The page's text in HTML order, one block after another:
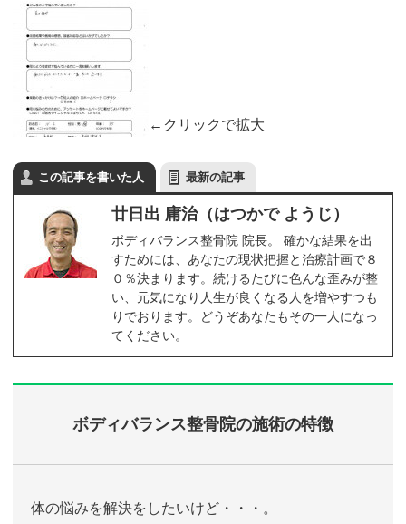
←クリックで拡大
この記事を書いた人 最新の記事
廿日出 庸治（はつかで ようじ）
ボディバランス整骨院 院長。 確かな結果を出
すためには、あなたの現状把握と治療計画で８
０％決まります。続けるたびに色んな歪みが整
い、元気になり人生が良くなる人を増やすつも
りでおります。どうぞあなたもその一人になっ
てください。
ボディバランス整骨院の施術の特徴
体の悩みを解決をしたいけど・・・。